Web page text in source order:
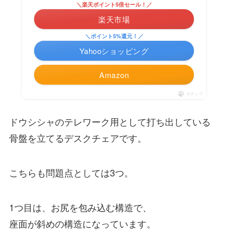
Amazon
＼楽天ポイント5倍セール！／
楽天市場
＼ポイント5%還元！／
Yahooショッピング
ポチップ
ドウシシャのテレワーク用として打ち出している
骨盤を立てるデスクチェアです。
こちらも問題点としては3つ。
1つ目は、お尻を包み込む構造で、
座面が斜めの構造になっています。